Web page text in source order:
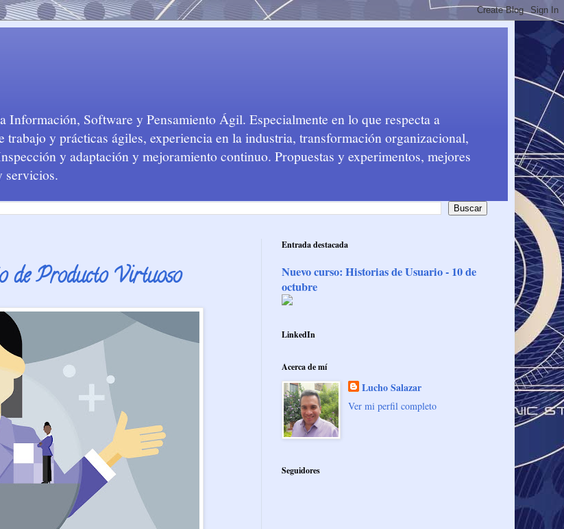
Información, Software y Pensamiento Ágil. Especialmente en lo que respecta a
trabajo y prácticas ágiles, experiencia en la industria, transformación organizacional,
y adaptación y mejoramiento continuo. Propuestas y experimentos, mejores
servicios.
de Producto Virtuoso
Entrada destacada
Nuevo curso: Historias de Usuario - 10 de
octubre
LinkedIn
Acerca de mí
Lucho Salazar
Ver mi perfil completo
Seguidores